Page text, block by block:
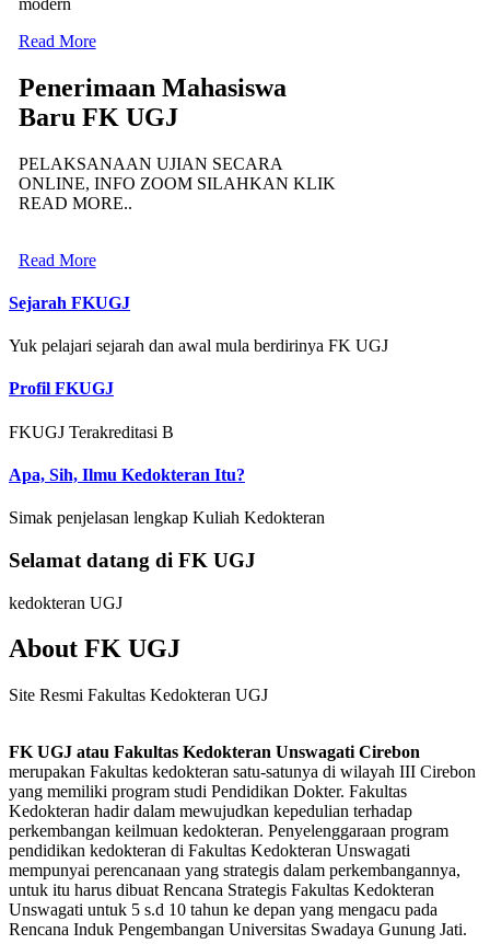
Read More
Penerimaan Mahasiswa
Baru FK UGJ
PELAKSANAAN UJIAN SECARA
ONLINE, INFO ZOOM SILAHKAN KLIK
READ MORE..
Read More
Sejarah FKUGJ
Yuk pelajari sejarah dan awal mula berdirinya FK UGJ
Profil FKUGJ
FKUGJ Terakreditasi B
Apa, Sih, Ilmu Kedokteran Itu?
Simak penjelasan lengkap Kuliah Kedokteran
Selamat datang di FK UGJ
kedokteran UGJ
About FK UGJ
Site Resmi Fakultas Kedokteran UGJ
FK UGJ atau Fakultas Kedokteran Unswagati Cirebon
merupakan Fakultas kedokteran satu-satunya di wilayah III Cirebon
yang memiliki program studi Pendidikan Dokter. Fakultas
Kedokteran hadir dalam mewujudkan kepedulian terhadap
perkembangan keilmuan kedokteran. Penyelenggaraan program
pendidikan kedokteran di Fakultas Kedokteran Unswagati
mempunyai perencanaan yang strategis dalam perkembangannya,
untuk itu harus dibuat Rencana Strategis Fakultas Kedokteran
Unswagati untuk 5 s.d 10 tahun ke depan yang mengacu pada
Rencana Induk Pengembangan Universitas Swadaya Gunung Jati.